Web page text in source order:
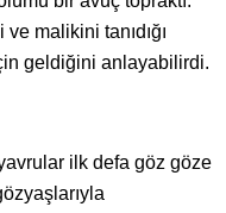
malikini tanıdığı
geldiğini anlayabilirdi.
ilk defa göz göze